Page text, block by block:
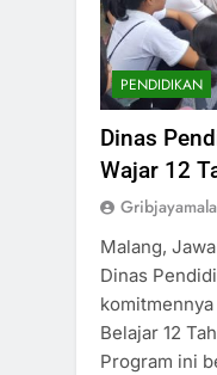
PENDIDIKAN
Dinas
Wajar 12
Malang,
Dinas
Belajar 12
Program ini